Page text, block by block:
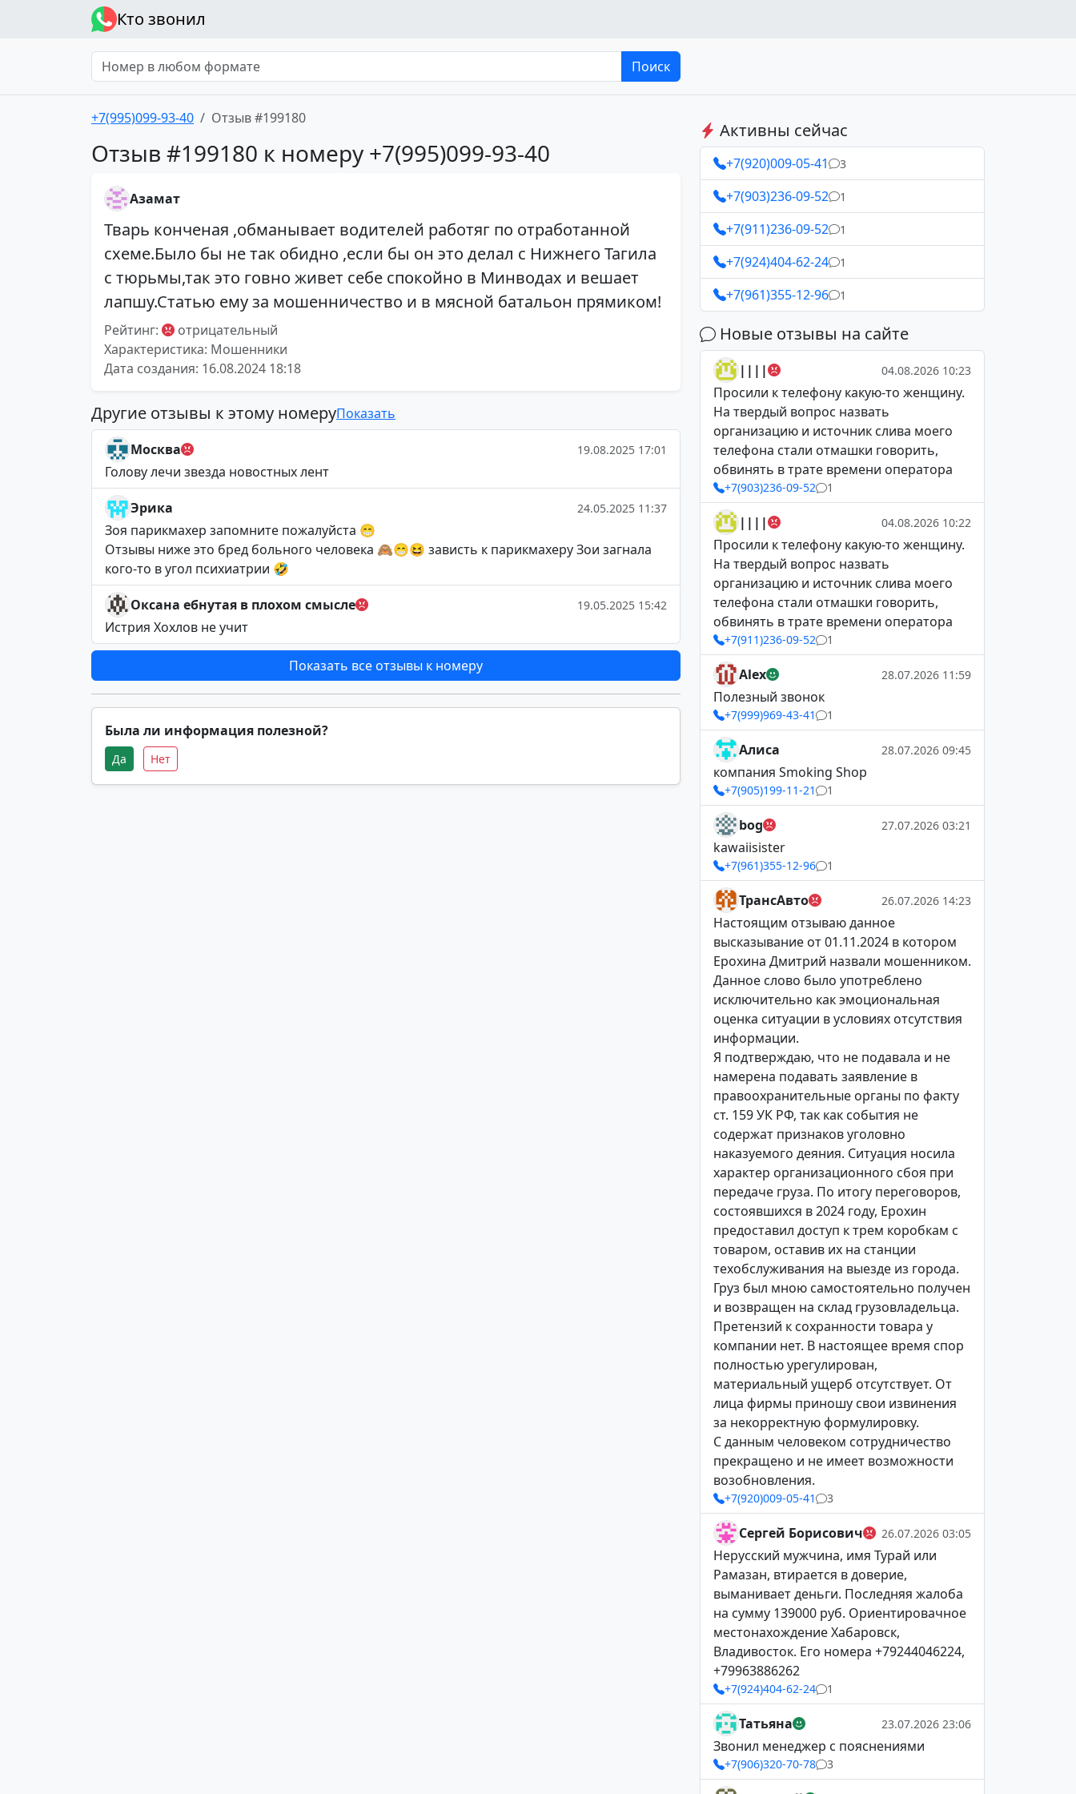
Кто звонил
Поиск
+7(995)099-93-40 Отзыв #199180
Отзыв #199180 к номеру +7(995)099-93-40
Азамат
Тварь конченая ,обманывает водителей работяг по отработанной
схеме.Было бы не так обидно ,если бы он это делал с Нижнего Тагила
с тюрьмы,так это говно живет себе спокойно в Минводах и вешает
лапшу.Статью ему за мошенничество и в мясной батальон прямиком!
Рейтинг:
отрицательный
Характеристика: Мошенники
Дата создания: 16.08.2024 18:18
Другие отзывы к этому номеруПоказать
Москва 19.08.2025 17:01
Голову лечи звезда новостных лент
Эрика 24.05.2025 11:37
Зоя парикмахер запомните пожалуйста 😁
Отзывы ниже это бред больного человека 🙈😁😆 зависть к парикмахеру Зои загнала
кого-то в угол психиатрии 🤣
Оксана ебнутая в плохом смысле 19.05.2025 15:42
Истрия Хохлов не учит
Показать все отзывы к номеру
Была ли информация полезной?
Да Нет
Активны сейчас
+7(920)009-05-41 3
+7(903)236-09-52 1
+7(911)236-09-52 1
+7(924)404-62-24 1
+7(961)355-12-96 1
Новые отзывы на сайте
|||| 04.08.2026 10:23
Просили к телефону какую-то женщину.
На твердый вопрос назвать
организацию и источник слива моего
телефона стали отмашки говорить,
обвинять в трате времени оператора
+7(903)236-09-52 1
|||| 04.08.2026 10:22
Просили к телефону какую-то женщину.
На твердый вопрос назвать
организацию и источник слива моего
телефона стали отмашки говорить,
обвинять в трате времени оператора
+7(911)236-09-52 1
Alex 28.07.2026 11:59
Полезный звонок
+7(999)969-43-41 1
Алиса 28.07.2026 09:45
компания Smoking Shop
+7(905)199-11-21 1
bog 27.07.2026 03:21
kawaiisister
+7(961)355-12-96 1
ТрансАвто 26.07.2026 14:23
Настоящим отзываю данное
высказывание от 01.11.2024 в котором
Ерохина Дмитрий назвали мошенником.
Данное слово было употреблено
исключительно как эмоциональная
оценка ситуации в условиях отсутствия
информации.
Я подтверждаю, что не подавала и не
намерена подавать заявление в
правоохранительные органы по факту
ст. 159 УК РФ, так как события не
содержат признаков уголовно
наказуемого деяния. Ситуация носила
характер организационного сбоя при
передаче груза. По итогу переговоров,
состоявшихся в 2024 году, Ерохин
предоставил доступ к трем коробкам с
товаром, оставив их на станции
техобслуживания на выезде из города.
Груз был мною самостоятельно получен
и возвращен на склад грузовладельца.
Претензий к сохранности товара у
компании нет. В настоящее время спор
полностью урегулирован,
материальный ущерб отсутствует. От
лица фирмы приношу свои извинения
за некорректную формулировку.
С данным человеком сотрудничество
прекращено и не имеет возможности
возобновления.
+7(920)009-05-41 3
Сергей Борисович 26.07.2026 03:05
Нерусский мужчина, имя Турай или
Рамазан, втирается в доверие,
выманивает деньги. Последняя жалоба
на сумму 139000 руб. Ориентировачное
местонахождение Хабаровск,
Владивосток. Его номера +79244046224,
+79963886262
+7(924)404-62-24 1
Татьяна 23.07.2026 23:06
Звонил менеджер с пояснениями
+7(906)320-70-78 3